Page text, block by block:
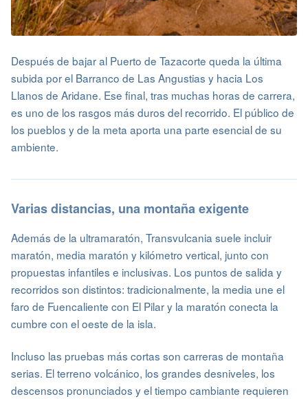
Después de bajar al Puerto de Tazacorte queda la última
subida por el Barranco de Las Angustias y hacia Los
Llanos de Aridane. Ese final, tras muchas horas de carrera,
es uno de los rasgos más duros del recorrido. El público de
los pueblos y de la meta aporta una parte esencial de su
ambiente.
Varias distancias, una montaña exigente
Además de la ultramaratón, Transvulcania suele incluir
maratón, media maratón y kilómetro vertical, junto con
propuestas infantiles e inclusivas. Los puntos de salida y
recorridos son distintos: tradicionalmente, la media une el
faro de Fuencaliente con El Pilar y la maratón conecta la
cumbre con el oeste de la isla.
Incluso las pruebas más cortas son carreras de montaña
serias. El terreno volcánico, los grandes desniveles, los
descensos pronunciados y el tiempo cambiante requieren